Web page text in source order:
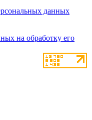
данных
на обработку его